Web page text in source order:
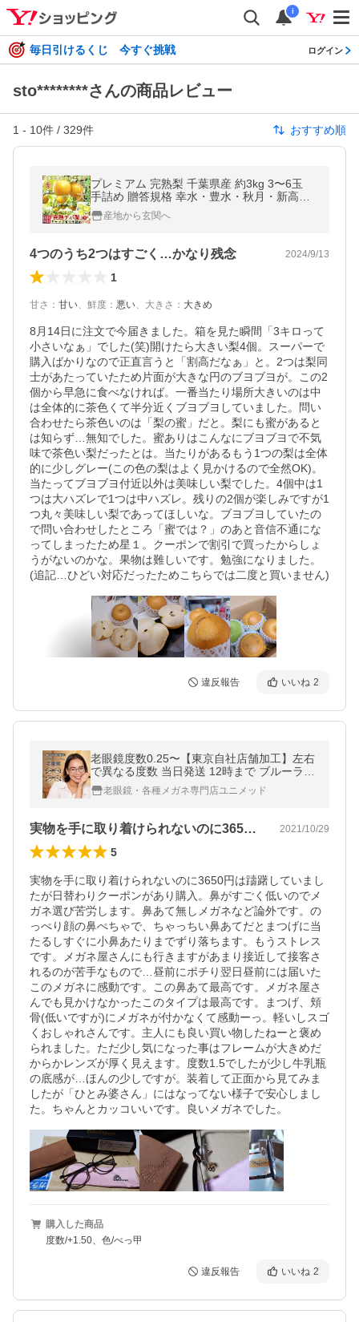
i
毎日引けるくじ 今すぐ挑戦 ログイン
sto********さんの商品レビュー
1 - 10件 / 329件 おすすめ順
プレミアム 完熟梨 千葉県産 約3kg 3〜6玉
手詰め 贈答規格 幸水・豊水・秋月・新高・
かおり 日本一のナシ出荷量を誇る千葉県内
より産地厳選！
産地から玄関へ
4つのうち2つはすごく…かなり残念 2024/9/13
1
甘さ ： 甘い、 鮮度 ： 悪い、 大きさ ： 大きめ
8月14日に注文で今届きました。箱を見た瞬間「3キロって
小さいなぁ」でした(笑)開けたら大きい梨4個。スーパーで
購入ばかりなので正直言うと「割高だなぁ」と。2つは梨同
士があたっていたため片面が大きな円のブヨブヨが。この2
個から早急に食べなければ。一番当たり場所大きいのは中
は全体的に茶色くて半分近くブヨブヨしていました。問い
合わせたら茶色いのは「梨の蜜」だと。梨にも蜜があると
は知らず…無知でした。蜜ありはこんなにブヨブヨで不気
味で茶色い梨だったとは。当たりがあるもう1つの梨は全体
的に少しグレー(この色の梨はよく見かけるので全然OK)。
当たってブヨブヨ付近以外は美味しい梨でした。4個中は1
つは大ハズレで1つは中ハズレ。残りの2個が楽しみですが1
つ丸々美味しい梨であってほしいな。ブヨブヨしていたの
で問い合わせしたところ「蜜では？」のあと音信不通にな
ってしまったため星１。クーポンで割引で買ったからしょ
うがないのかな。果物は難しいです。勉強になりました。
(追記…ひどい対応だったためこちらでは二度と買いません)
違反報告 いいね 2
老眼鏡度数0.25〜【東京自社店舗加工】左右
で異なる度数 当日発送 12時まで ブルーライ
トカット パソコン用 PC メガネ シニアグラ
ス 母の日 父の日
老眼鏡・各種メガネ専門店ユニメッド
実物を手に取り着けられないのに3650… 2021/10/29
5
実物を手に取り着けられないのに3650円は躊躇していまし
たが日替わりクーポンがあり購入。鼻がすごく低いのでメ
ガネ選び苦労します。鼻あて無しメガネなど論外です。の
っぺり顔の鼻ぺちゃで、ちゃっちい鼻あてだとまつげに当
たるしすぐに小鼻あたりまでずり落ちます。もうストレス
です。メガネ屋さんにも行きますがあまり接近して接客さ
れるのが苦手なもので…昼前にポチり翌日昼前には届いた
このメガネに感動です。この鼻あて最高です。メガネ屋さ
んでも見かけなかったこのタイプは最高です。まつげ、頬
骨(低いですが)にメガネが付かなくて感動ーっ。軽いしスゴ
くおしゃれさんです。主人にも良い買い物したねーと褒め
られました。ただ少し気になった事はフレームが大きめだ
からかレンズが厚く見えます。度数1.5でしたが少し牛乳瓶
の底感が…ほんの少しですが。装着して正面から見てみま
したが「ひとみ婆さん」にはなってない様子で安心しまし
た。ちゃんとカッコいいです。良いメガネでした。
購入した商品
度数/+1.50、色/べっ甲
違反報告 いいね 2